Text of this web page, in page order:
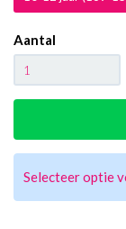
Aantal
Selecteer optie